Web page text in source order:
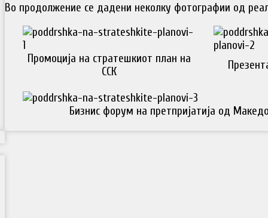
Во продолжение се дадени неколку фотографии од
Промоција на стратешкиот план на
ССК
Бизнис форум на претпријатија од